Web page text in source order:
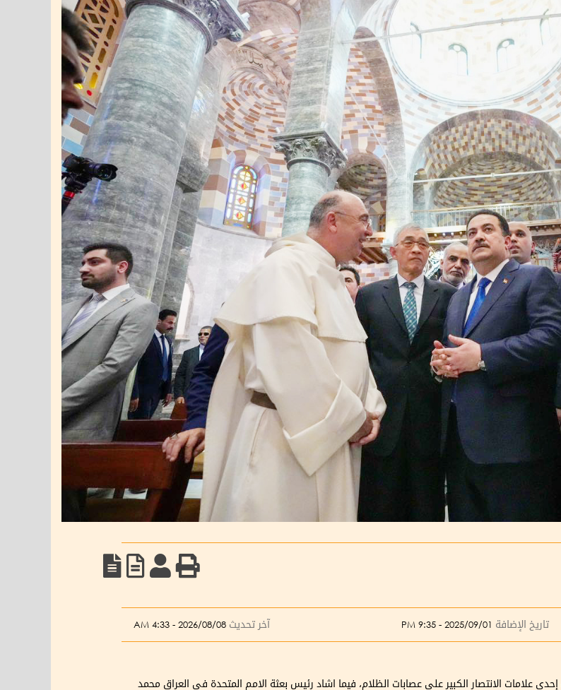
تاريخ الإضافة 2025/09/01 - 9:35 PM آخر تحديث 2026/08/08 - 4:33 AM
إحدى علامات الانتصار الكبير على عصابات الظلام، فيما اشاد رئيس بعثة الامم المتحدة في العراق محمد